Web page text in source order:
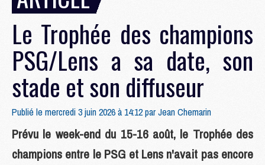
Le Trophée des champions
PSG/Lens a sa date, son
stade et son diffuseur
Publié le mercredi 3 juin 2026 à 14:12 parJean Chemarin
Prévu le week-end du 15-16 août, le Trophée des
champions entre le PSG et Lens n'avait pas encore